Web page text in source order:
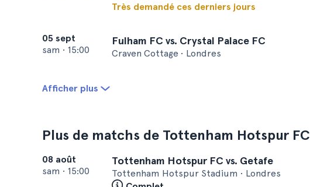
Très demandé ces derniers jours
05 sept
sam • 15:00
Fulham FC vs. Crystal Palace FC
Craven Cottage • Londres
Afficher plus
Plus de matchs de Tottenham Hotspur FC
08 août
sam • 15:00
Tottenham Hotspur FC vs. Getafe
Tottenham Hotspur Stadium • Londres